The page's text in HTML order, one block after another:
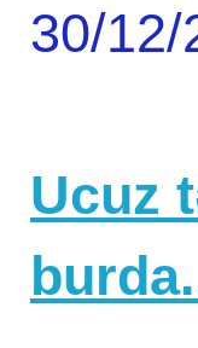
30/12/
Ucuz